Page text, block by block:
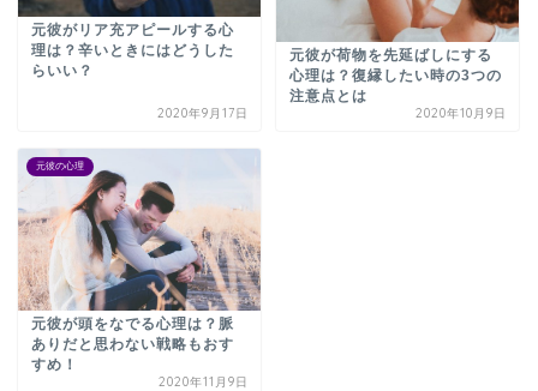
元彼がリア充アピールする心
理は？辛いときにはどうした
らいい？
2020年9月17日
元彼が荷物を先延ばしにする
心理は？復縁したい時の3つの
注意点とは
2020年10月9日
元彼の心理
元彼が頭をなでる心理は？脈
ありだと思わない戦略もおす
すめ！
2020年11月9日